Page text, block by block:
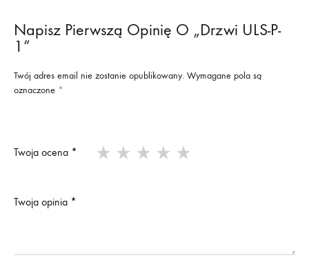
Napisz Pierwszą Opinię O „Drzwi ULS-P-
1”
Twój adres email nie zostanie opublikowany. Wymagane pola są
oznaczone *
Twoja ocena *
Twoja opinia *